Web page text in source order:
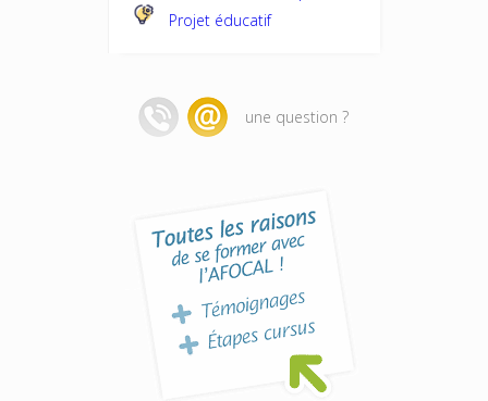
Projet éducatif
une question ?